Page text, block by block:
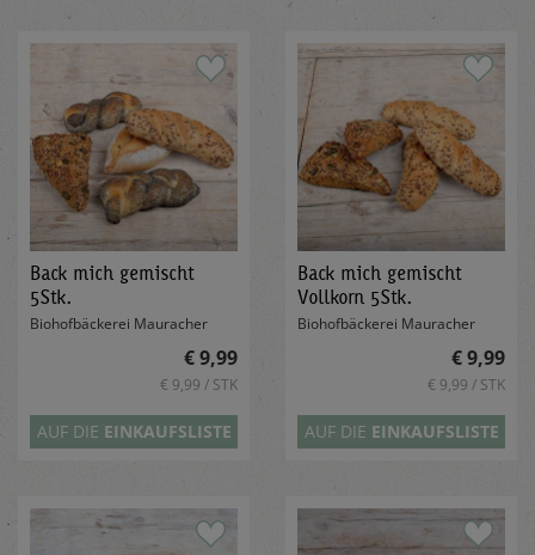
Back mich gemischt
5Stk.
Biohofbäckerei Mauracher
€ 9,99
€ 9,99 / STK
AUF DIE EINKAUFSLISTE
Back mich gemischt
Vollkorn 5Stk.
Biohofbäckerei Mauracher
€ 9,99
€ 9,99 / STK
AUF DIE EINKAUFSLISTE